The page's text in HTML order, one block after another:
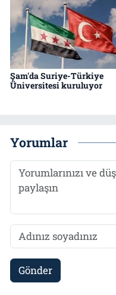
Şam'da Suriye-Türkiye
Üniversitesi kuruluyor
Yorumlar
Gönder